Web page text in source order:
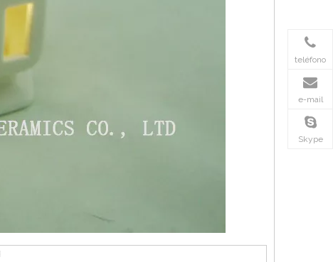
teléfono
e-mail
Skype